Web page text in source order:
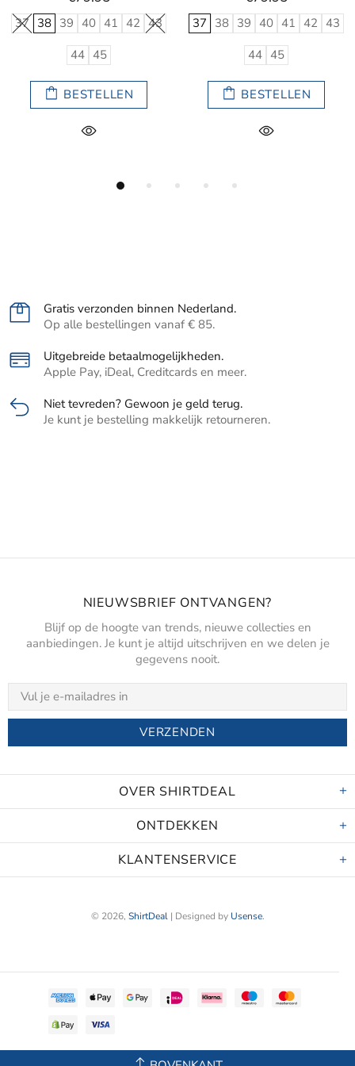
37 38 39 40 41 42
44
BESTELLEN
37 38 39 40 41 42
44
BESTELLEN
Gratis verzonden binnen Nederland.
Op alle bestellingen vanaf € 85.
Uitgebreide betaalmogelijkheden.
Apple Pay, iDeal, Creditcards en meer.
Niet tevreden? Gewoon je geld terug.
Je kunt je bestelling makkelijk retourneren.
NIEUWSBRIEF ONTVANGEN?
Blijf op de hoogte van trends, nieuwe collecties en
aanbiedingen. Je kunt je altijd uitschrijven en we delen je
gegevens nooit.
OVER SHIRTDEAL
ONTDEKKEN
KLANTENSERVICE
© 2026, ShirtDeal| Designed by Usense.